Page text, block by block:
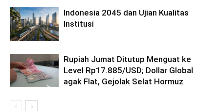
Indonesia 2045 dan Ujian Kualitas
Institusi
Rupiah Jumat Ditutup Menguat ke
Level Rp17.885/USD; Dollar Global
agak Flat, Gejolak Selat Hormuz